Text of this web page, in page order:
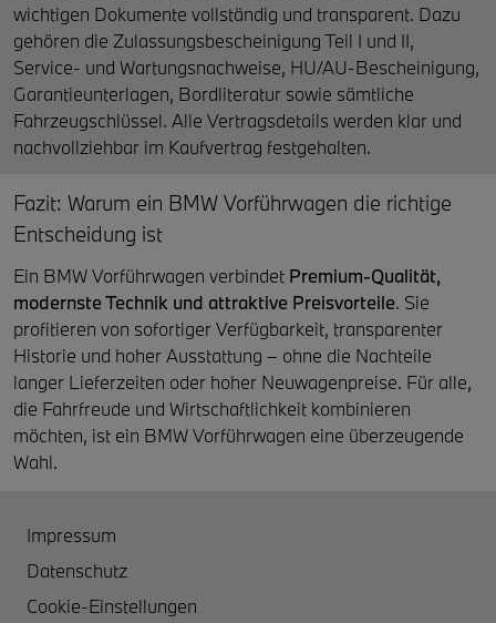
wichtigen Dokumente vollständig und transparent. Dazu
gehören die Zulassungsbescheinigung Teil I und II,
Service- und Wartungsnachweise, HU/AU-Bescheinigung,
Garantieunterlagen, Bordliteratur sowie sämtliche
Fahrzeugschlüssel. Alle Vertragsdetails werden klar und
nachvollziehbar im Kaufvertrag festgehalten.
Fazit: Warum ein BMW Vorführwagen die richtige
Entscheidung ist
Ein BMW Vorführwagen verbindet Premium-Qualität,
modernste Technik und attraktive Preisvorteile. Sie
profitieren von sofortiger Verfügbarkeit, transparenter
Historie und hoher Ausstattung – ohne die Nachteile
langer Lieferzeiten oder hoher Neuwagenpreise. Für alle,
die Fahrfreude und Wirtschaftlichkeit kombinieren
möchten, ist ein BMW Vorführwagen eine überzeugende
Wahl.
Impressum
Datenschutz
Cookie-Einstellungen